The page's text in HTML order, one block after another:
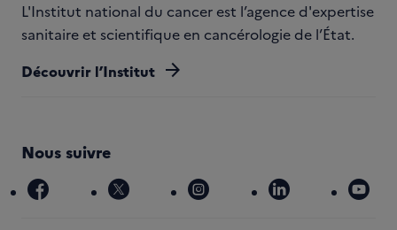
L'Institut national du cancer est l’agence d'expertise
sanitaire et scientifique en cancérologie de l’État.
Découvrir l’Institut arrow_forward
Nous suivre
facebook x instagram linkedin